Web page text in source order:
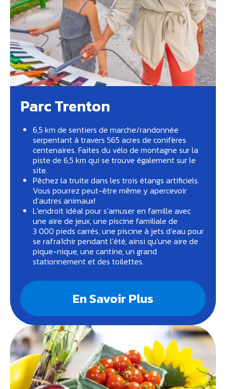
Parc Trenton
6,5 km de sentiers de marche/randonnée
serpentant à travers 565 acres de conifères
centenaires. Faites du vélo de montagne sur la
piste de 6,5 km qui se trouve également sur le
site.
Pêchez la truite dans les trois étangs artificiels.
Vous pourrez peut-être même y apercevoir
d’autres animaux!
L’endroit idéal pour s’amuser en famille avec
une aire de jeux, une piscine familiale de
3 000 pieds carrés, une piscine à jets d’eau pour
se rafraîchir pendant l’été, ainsi qu’une aire de
pique-nique, une cantine, un grand
stationnement et des toilettes.
En Savoir Plus